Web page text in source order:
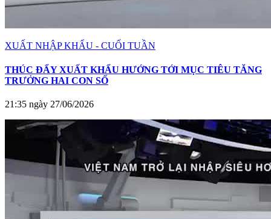
XUẤT NHẬP KHẨU - CUỐI TUẦN
THÚC ĐẨY XUẤT KHẨU HƯỚNG TỚI MỤC TIÊU TĂNG
TRƯỞNG HAI CON SỐ
21:35 ngày 27/06/2026